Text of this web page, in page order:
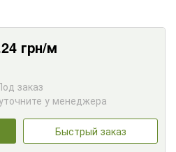
грн/м
заказ
у менеджера
Быстрый заказ